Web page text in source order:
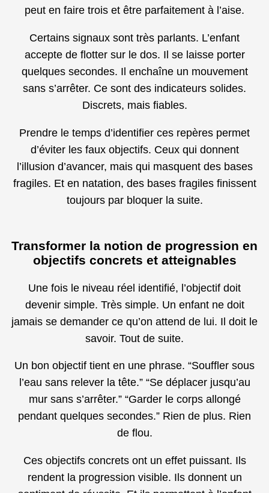
peut en faire trois et être parfaitement à l’aise.
Certains signaux sont très parlants. L’enfant
accepte de flotter sur le dos. Il se laisse porter
quelques secondes. Il enchaîne un mouvement
sans s’arrêter. Ce sont des indicateurs solides.
Discrets, mais fiables.
Prendre le temps d’identifier ces repères permet
d’éviter les faux objectifs. Ceux qui donnent
l’illusion d’avancer, mais qui masquent des bases
fragiles. Et en natation, des bases fragiles finissent
toujours par bloquer la suite.
Transformer la notion de progression en
objectifs concrets et atteignables
Une fois le niveau réel identifié, l’objectif doit
devenir simple. Très simple. Un enfant ne doit
jamais se demander ce qu’on attend de lui. Il doit le
savoir. Tout de suite.
Un bon objectif tient en une phrase. “Souffler sous
l’eau sans relever la tête.” “Se déplacer jusqu’au
mur sans s’arrêter.” “Garder le corps allongé
pendant quelques secondes.” Rien de plus. Rien
de flou.
Ces objectifs concrets ont un effet puissant. Ils
rendent la progression visible. Ils donnent un